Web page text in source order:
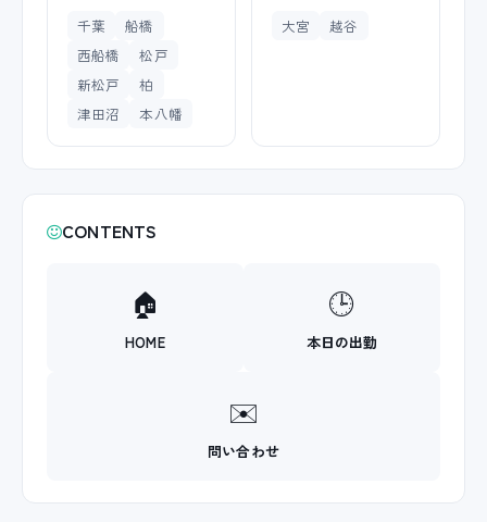
千葉
船橋
西船橋
松戸
新松戸
柏
津田沼
本八幡
大宮 越谷
CONTENTS
🏠
HOME
🕒
本日の出勤
✉️
問い合わせ